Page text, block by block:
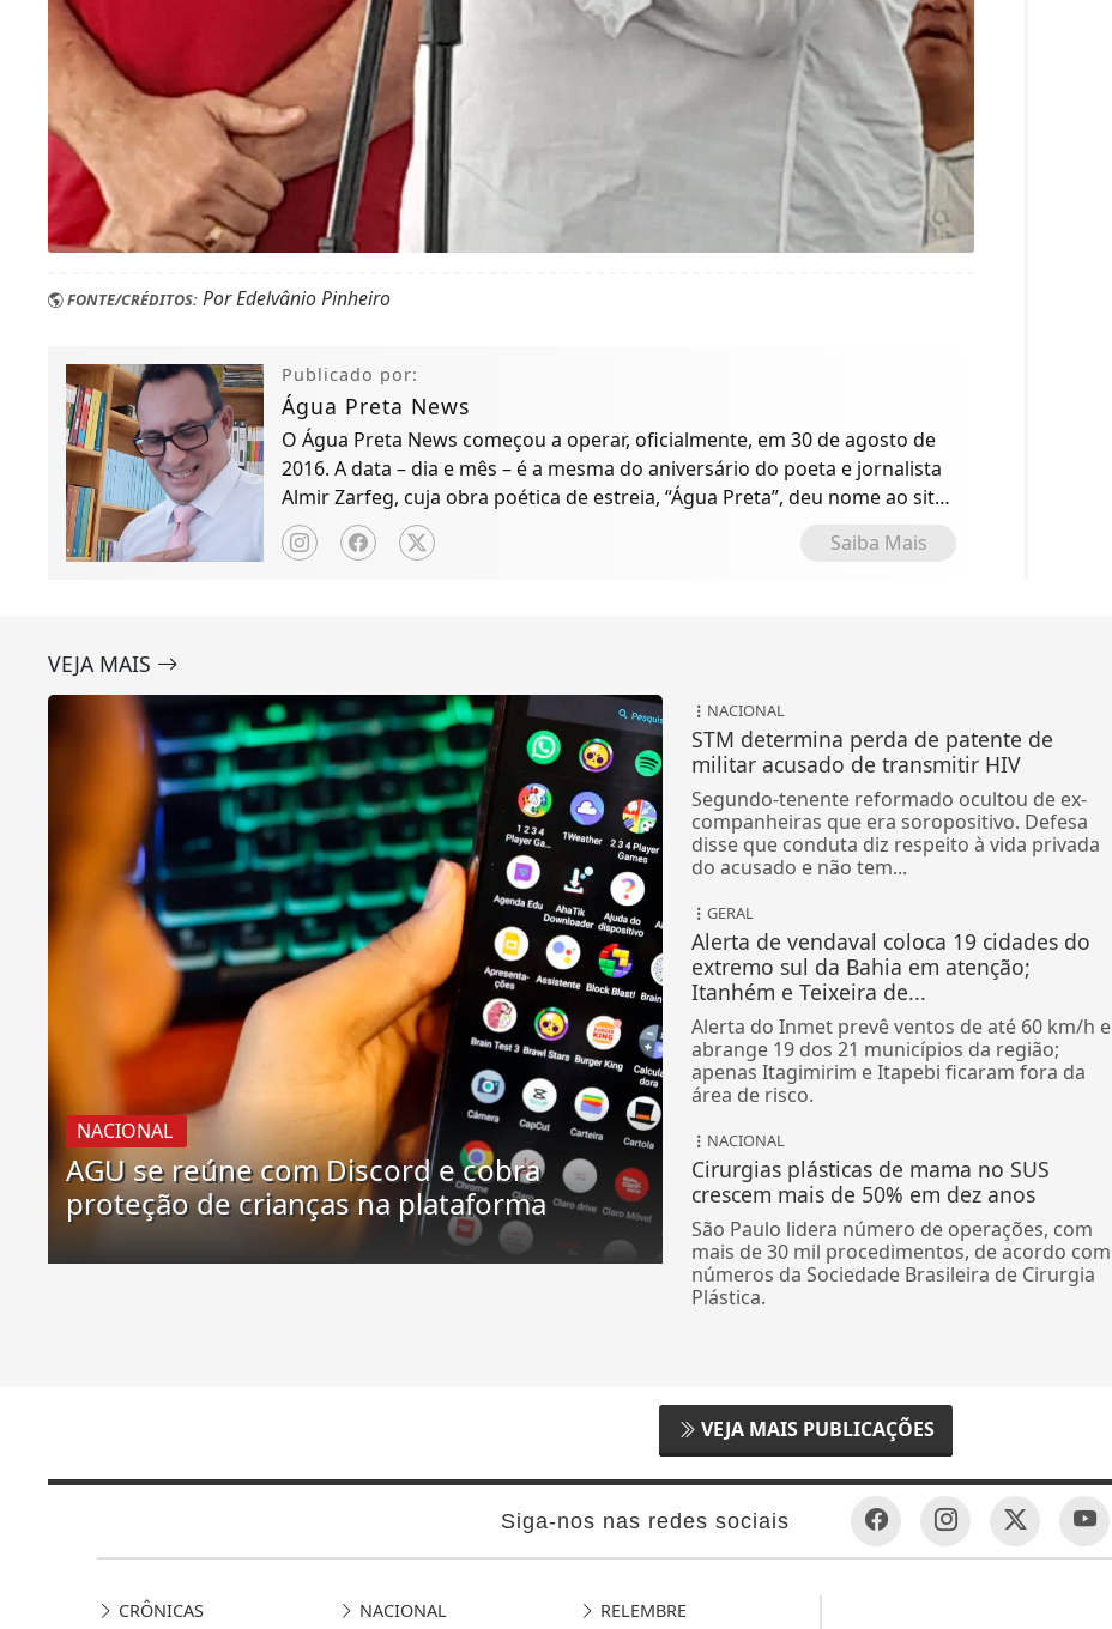
FONTE/CRÉDITOS: Por Edelvânio Pinheiro
Publicado por:
Água Preta News
O Água Preta News começou a operar, oficialmente, em 30 de agosto de
2016. A data – dia e mês – é a mesma do aniversário do poeta e jornalista
Almir Zarfeg, cuja obra poética de estreia, “Água Preta”, deu nome ao site
de notícias e entretenimento.
Saiba Mais
VEJA MAIS
NACIONAL
AGU se reúne com Discord e cobra
proteção de crianças na plataforma
NACIONAL
STM determina perda de patente de
militar acusado de transmitir HIV
Segundo-tenente reformado ocultou de ex-
companheiras que era soropositivo. Defesa
disse que conduta diz respeito à vida privada
do acusado e não tem...
GERAL
Alerta de vendaval coloca 19 cidades do
extremo sul da Bahia em atenção;
Itanhém e Teixeira de...
Alerta do Inmet prevê ventos de até 60 km/h e
abrange 19 dos 21 municípios da região;
apenas Itagimirim e Itapebi ficaram fora da
área de risco.
NACIONAL
Cirurgias plásticas de mama no SUS
crescem mais de 50% em dez anos
São Paulo lidera número de operações, com
mais de 30 mil procedimentos, de acordo com
números da Sociedade Brasileira de Cirurgia
Plástica.
VEJA MAIS PUBLICAÇÕES
Siga-nos nas redes sociais
CRÔNICAS NACIONAL RELEMBRE